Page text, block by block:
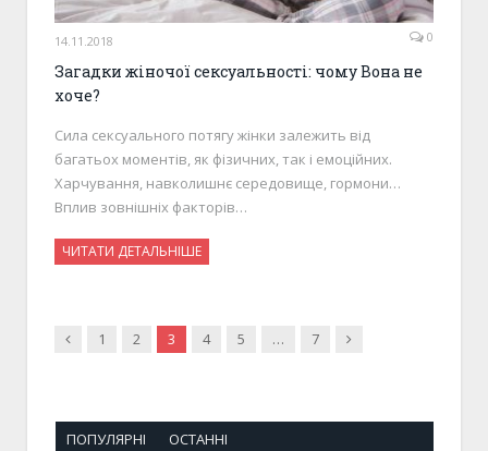
14.11.2018 0
Загадки жіночої сексуальності: чому Вона не
хоче?
Сила сексуального потягу жінки залежить від
багатьох моментів, як фізичних, так і емоційних.
Харчування, навколишнє середовище, гормони…
Вплив зовнішніх факторів…
ЧИТАТИ ДЕТАЛЬНІШЕ
Previous
1 2 3 4 5 … 7 Next
ПОПУЛЯРНІ ОСТАННІ